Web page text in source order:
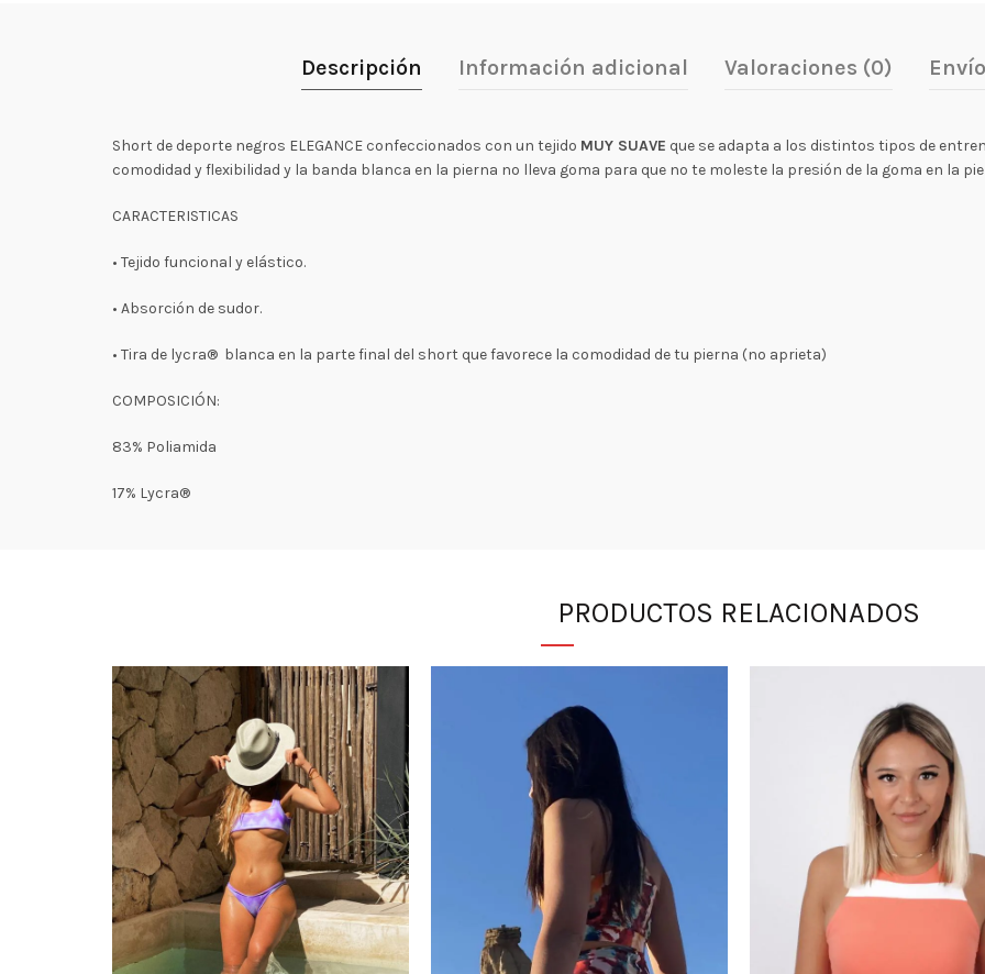
Descripción Información adicional Valoraciones (0)
Short de deporte negros ELEGANCE confeccionados con un tejido MUY SUAVE que se adapta a los distintos tipos de
comodidad y flexibilidad y la banda blanca en la pierna no lleva goma para que no te moleste la presión de la goma en la
CARACTERISTICAS
• Tejido funcional y elástico.
• Absorción de sudor.
• Tira de lycra® blanca en la parte final del short que favorece la comodidad de tu pierna (no aprieta)
COMPOSICIÓN:
83% Poliamida
17% Lycra®
PRODUCTOS RELACIONADOS